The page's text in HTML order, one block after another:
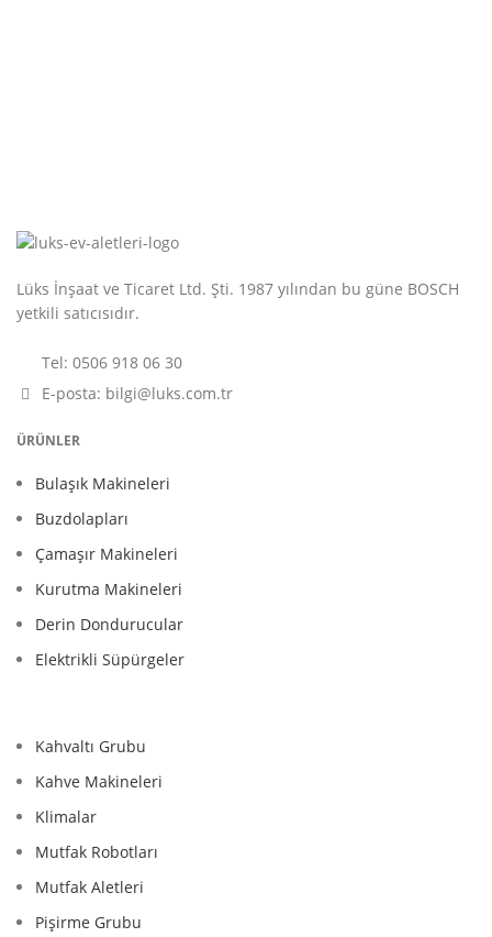
Lüks İnşaat ve Ticaret Ltd. Şti. 1987 yılından bu güne BOSCH
yetkili satıcısıdır.
Tel: 0506 918 06 30
E-posta: bilgi@luks.com.tr
ÜRÜNLER
Bulaşık Makineleri
Buzdolapları
Çamaşır Makineleri
Kurutma Makineleri
Derin Dondurucular
Elektrikli Süpürgeler
Kahvaltı Grubu
Kahve Makineleri
Klimalar
Mutfak Robotları
Mutfak Aletleri
Pişirme Grubu